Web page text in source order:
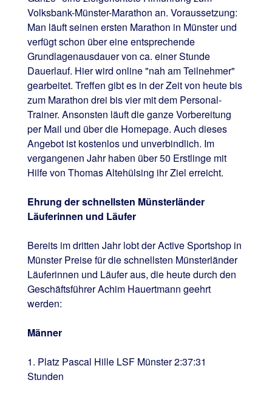
Volksbank-Münster-Marathon an. Voraussetzung:
Man läuft seinen ersten Marathon in Münster und
verfügt schon über eine entsprechende
Grundlagenausdauer von ca. einer Stunde
Dauerlauf. Hier wird online "nah am Teilnehmer"
gearbeitet. Treffen gibt es in der Zeit von heute bis
zum Marathon drei bis vier mit dem Personal-
Trainer. Ansonsten läuft die ganze Vorbereitung
per Mail und über die Homepage. Auch dieses
Angebot ist kostenlos und unverbindlich. Im
vergangenen Jahr haben über 50 Erstlinge mit
Hilfe von Thomas Altehülsing ihr Ziel erreicht.
Ehrung der schnellsten Münsterländer
Läuferinnen und Läufer
Bereits im dritten Jahr lobt der Active Sportshop in
Münster Preise für die schnellsten Münsterländer
Läuferinnen und Läufer aus, die heute durch den
Geschäftsführer Achim Hauertmann geehrt
werden:
Männer
1. Platz Pascal Hille LSF Münster 2:37:31
Stunden